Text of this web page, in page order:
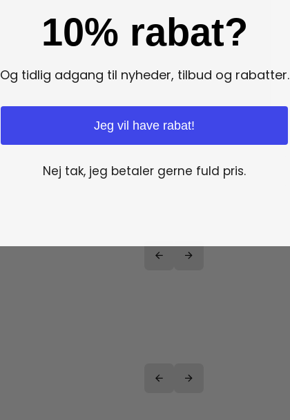
10% rabat?
Og tidlig adgang til nyheder, tilbud og rabatter.
Jeg vil have rabat!
Nej tak, jeg betaler gerne fuld pris.